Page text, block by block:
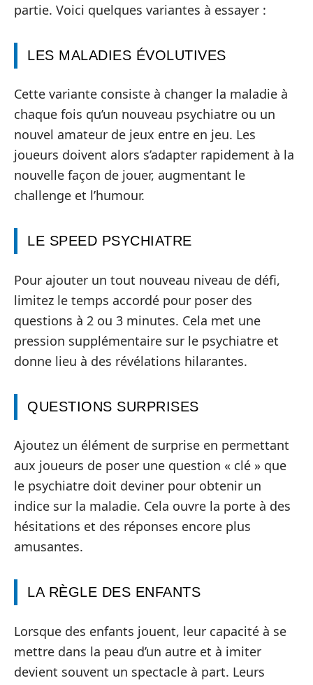
partie. Voici quelques variantes à essayer :
LES MALADIES ÉVOLUTIVES
Cette variante consiste à changer la maladie à
chaque fois qu’un nouveau psychiatre ou un
nouvel amateur de jeux entre en jeu. Les
joueurs doivent alors s’adapter rapidement à la
nouvelle façon de jouer, augmentant le
challenge et l’humour.
LE SPEED PSYCHIATRE
Pour ajouter un tout nouveau niveau de défi,
limitez le temps accordé pour poser des
questions à 2 ou 3 minutes. Cela met une
pression supplémentaire sur le psychiatre et
donne lieu à des révélations hilarantes.
QUESTIONS SURPRISES
Ajoutez un élément de surprise en permettant
aux joueurs de poser une question « clé » que
le psychiatre doit deviner pour obtenir un
indice sur la maladie. Cela ouvre la porte à des
hésitations et des réponses encore plus
amusantes.
LA RÈGLE DES ENFANTS
Lorsque des enfants jouent, leur capacité à se
mettre dans la peau d’un autre et à imiter
devient souvent un spectacle à part. Leurs